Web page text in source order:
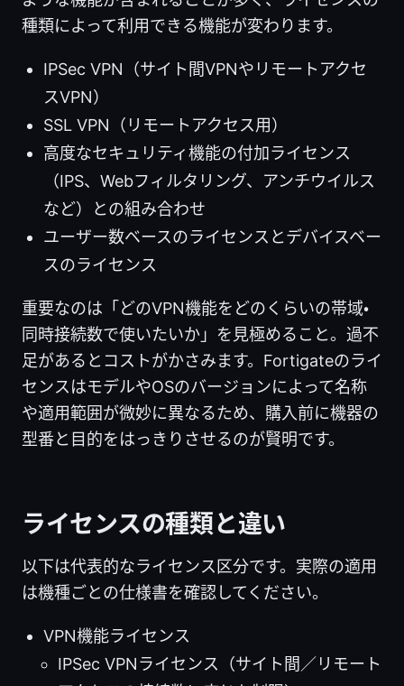
種類によって利用できる機能が変わります。
IPSec VPN（サイト間VPNやリモートアクセ
スVPN）
SSL VPN（リモートアクセス用）
高度なセキュリティ機能の付加ライセンス
（IPS、Webフィルタリング、アンチウイルス
など）との組み合わせ
ユーザー数ベースのライセンスとデバイスベー
スのライセンス
重要なのは「どのVPN機能をどのくらいの帯域・
同時接続数で使いたいか」を見極めること。過不
足があるとコストがかさみます。Fortigateのライ
センスはモデルやOSのバージョンによって名称
や適用範囲が微妙に異なるため、購入前に機器の
型番と目的をはっきりさせるのが賢明です。
ライセンスの種類と違い
以下は代表的なライセンス区分です。実際の適用
は機種ごとの仕様書を確認してください。
VPN機能ライセンス
IPSec VPNライセンス（サイト間／リモート